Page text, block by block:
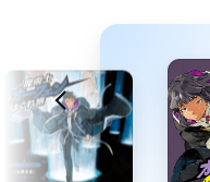
トレーナー：寺井智之
キャサリン：高杉緑子
八重畑由希音
鷹野あきつ
相樂真太郎
賀來俊胤
関口雄吾